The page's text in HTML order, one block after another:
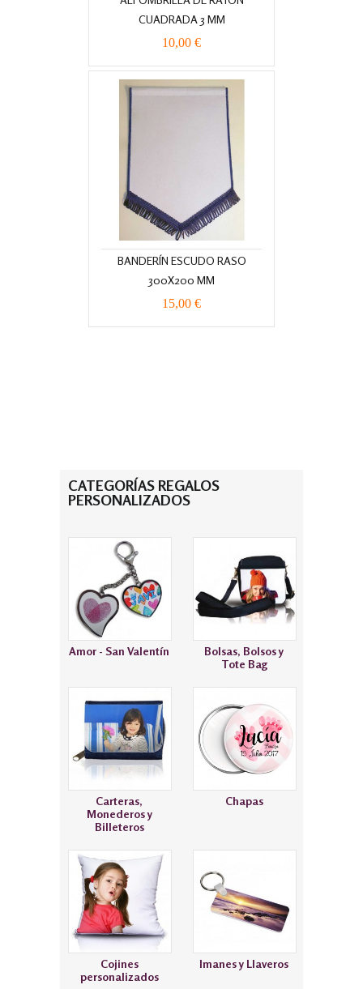
CUADRADA 3 MM
10,00 €
BANDERÍN ESCUDO RASO
300X200 MM
15,00 €
CATEGORÍAS REGALOS
PERSONALIZADOS
Amor - San Valentín
Bolsas, Bolsos y
Tote Bag
Carteras,
Monederos y
Billeteros
Chapas
Cojines
personalizados
Imanes y Llaveros